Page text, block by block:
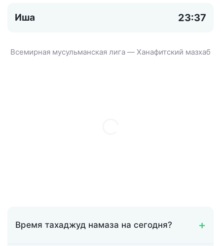
Иша 23:37
Всемирная мусульманская лига — Ханафитский мазхаб
Время тахаджуд намаза на сегодня?